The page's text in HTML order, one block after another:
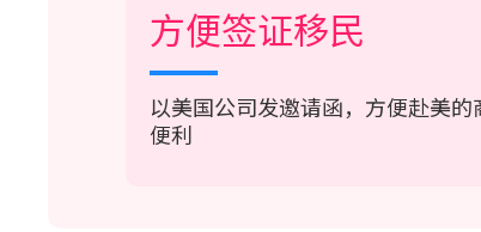
方便签证移民
以美国公司发邀请函，方便赴美
便利